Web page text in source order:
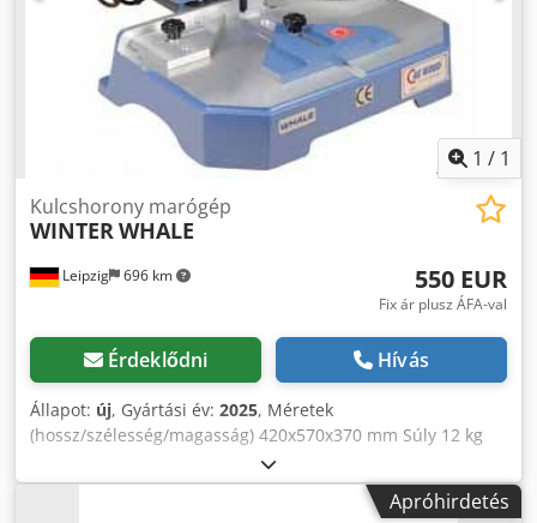
1 / 1
Leipzig 696 km
Kulcshorony marógép
WINTERWHALE
550 EUR
Fix ár plusz ÁFA-val
Érdeklődni Hívás
Állapot: új, Gyártási év: 2025, Méretek
(hossz/szélesség/magasság) 420x570x370 mm Súly 12 kg
Teljes teljesítményigény 0,85 kW Reteszelésű marógép
WHALE - incl. 2-es méretű fecskefarkú vágó - incl. gérvágó
ütköző 45° - max. munkadarab magasság 52 mm - Motor
Apróhirdetés